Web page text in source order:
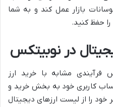
بازار عمل کند و به شما
حفظ کنید.
در نوبیتکس
فرآیندی مشابه با خرید ارز
کاربری خود به بخش خرید و
خود را از لیست ارزهای دیجیتال